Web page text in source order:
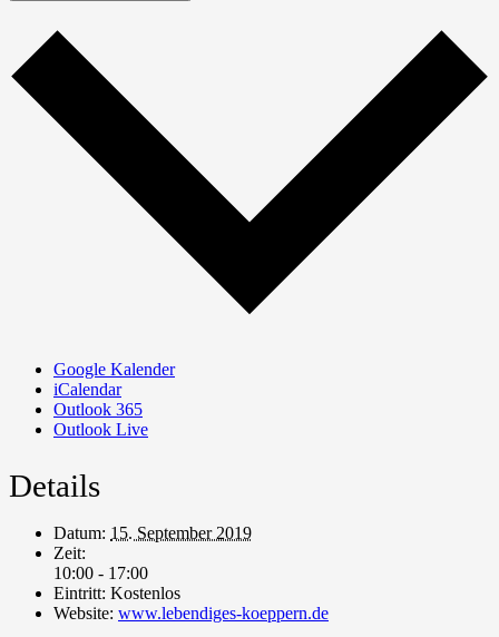
Google Kalender
iCalendar
Outlook 365
Outlook Live
Details
Datum: 15. September 2019
Zeit:
10:00 - 17:00
Eintritt: Kostenlos
Website: www.lebendiges-koeppern.de